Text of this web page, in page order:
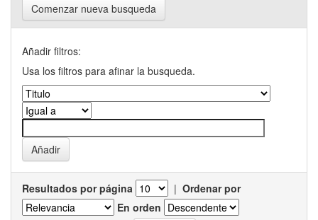
Comenzar nueva busqueda
Añadir filtros:
Usa los filtros para afinar la busqueda.
Resultados por página | Ordenar por
En orden